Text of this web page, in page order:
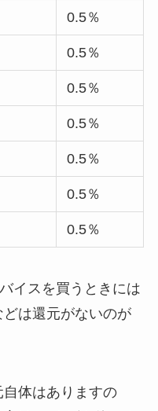
0.5％
0.5％
0.5％
0.5％
0.5％
0.5％
0.5％
イスを買うときには
は還元がないのが
体はありますの